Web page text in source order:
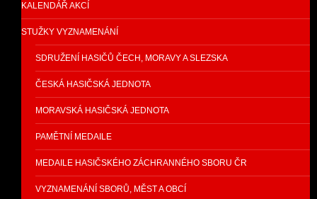
KALENDÁŘ AKCÍ
STUŽKY VYZNAMENÁNÍ
SDRUŽENÍ HASIČŮ ČECH, MORAVY A SLEZSKA
ČESKÁ HASIČSKÁ JEDNOTA
MORAVSKÁ HASIČSKÁ JEDNOTA
PAMĚTNÍ MEDAILE
MEDAILE HASIČSKÉHO ZÁCHRANNÉHO SBORU ČR
VYZNAMENÁNÍ SBORŮ, MĚST A OBCÍ